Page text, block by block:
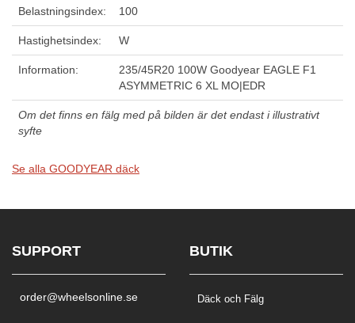
Belastningsindex: 100
Hastighetsindex: W
Information:
235/45R20 100W Goodyear EAGLE F1
ASYMMETRIC 6 XL MO|EDR
Om det finns en fälg med på bilden är det endast i illustrativt
syfte
Se alla GOODYEAR däck
SUPPORT
order@wheelsonline.se
BUTIK
Däck och Fälg